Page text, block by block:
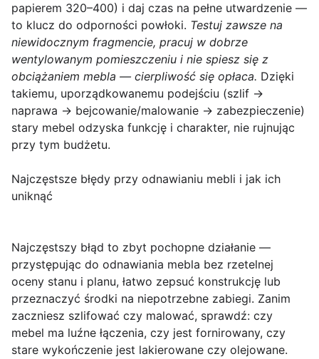
papierem 320–400) i daj czas na pełne utwardzenie —
to klucz do odporności powłoki. Testuj zawsze na
niewidocznym fragmencie, pracuj w dobrze
wentylowanym pomieszczeniu i nie spiesz się z
obciążaniem mebla — cierpliwość się opłaca. Dzięki
takiemu, uporządkowanemu podejściu (szlif →
naprawa → bejcowanie/malowanie → zabezpieczenie)
stary mebel odzyska funkcję i charakter, nie rujnując
przy tym budżetu.
Najczęstsze błędy przy odnawianiu mebli i jak ich
uniknąć
Najczęstszy błąd to zbyt pochopne działanie —
przystępując do odnawiania mebla bez rzetelnej
oceny stanu i planu, łatwo zepsuć konstrukcję lub
przeznaczyć środki na niepotrzebne zabiegi. Zanim
zaczniesz szlifować czy malować, sprawdź: czy
mebel ma luźne łączenia, czy jest fornirowany, czy
stare wykończenie jest lakierowane czy olejowane.